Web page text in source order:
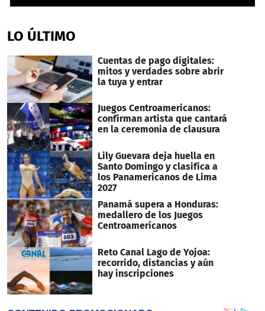
of
36
LO ÚLTIMO
Cuentas de pago digitales:
mitos y verdades sobre abrir
la tuya y entrar
Juegos Centroamericanos:
confirman artista que cantará
en la ceremonia de clausura
Lily Guevara deja huella en
Santo Domingo y clasifica a
los Panamericanos de Lima
2027
Panamá supera a Honduras:
medallero de los Juegos
Centroamericanos
Reto Canal Lago de Yojoa:
recorrido, distancias y aún
hay inscripciones